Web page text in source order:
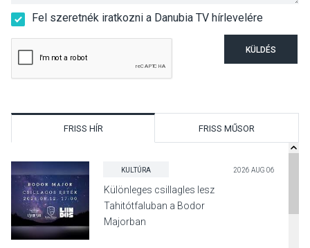
Fel szeretnék iratkozni a Danubia TV hírlevelére
KÜLDÉS
FRISS HÍR FRISS MŰSOR
KULTÚRA 2026 AUG 06
Különleges csillagles lesz
Tahitótfaluban a Bodor
Majorban